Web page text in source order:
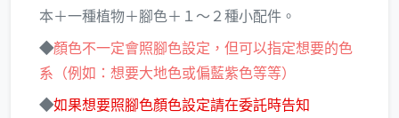
本＋一種植物＋腳色＋１～２種小配件。
◆顏色不一定會照腳色設定，但可以指定想要的色
系（例如：想要大地色或偏藍紫色等等）
◆如果想要照腳色顏色設定請在委託時告知